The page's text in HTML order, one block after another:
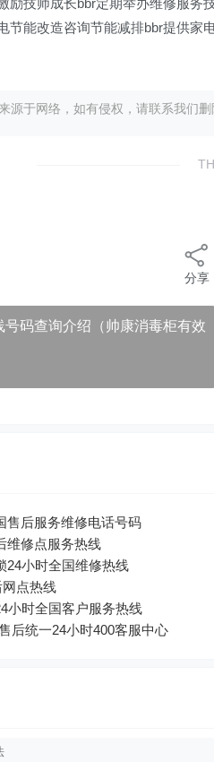
励技师成长bbr定期举办维修服
节能改造咨询节能减排bbr提供
源于网络，如有侵权，请联系我们
分享
号码查询介绍（帅康消毒柜有效
售后服务维修电话号码
维修点服务热线
24小时全国维修热线
点热线
小时全国客户服务热线
后统一24小时400客服中心